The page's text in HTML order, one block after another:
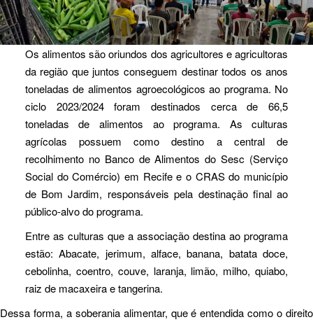
Os alimentos são oriundos dos agricultores e agricultoras
da região que juntos conseguem destinar todos os anos
toneladas de alimentos agroecológicos ao programa. No
ciclo 2023/2024 foram destinados cerca de 66,5
toneladas de alimentos ao programa. As culturas
agrícolas possuem como destino a central de
recolhimento no Banco de Alimentos do Sesc (Serviço
Social do Comércio) em Recife e o CRAS do município
de Bom Jardim, responsáveis pela destinação final ao
público-alvo do programa.
Entre as culturas que a associação destina ao programa
estão: Abacate, jerimum, alface, banana, batata doce,
cebolinha, coentro, couve, laranja, limão, milho, quiabo,
raiz de macaxeira e tangerina.
Dessa forma, a soberania alimentar, que é entendida como o direito